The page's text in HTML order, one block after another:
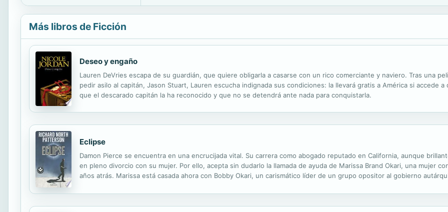
Más libros de Ficción
Deseo y engaño
Lauren DeVries escapa de su guardián, que quiere obligarla a casarse con un rico comerciante y naviero. Tras una
pedir asilo al capitán, Jason Stuart, Lauren escucha indignada sus condiciones: la llevará gratis a América si accede
que el descarado capitán la ha reconocido y que no se detendrá ante nada para conquistarla.
Eclipse
Damon Pierce se encuentra en una encrucijada vital. Su carrera como abogado reputado en California, aunque
en pleno divorcio con su mujer. Por ello, acepta sin dudarlo la llamada de ayuda de Marissa Brand Okari, una mujer
años atrás. Marissa está casada ahora con Bobby Okari, un carismático líder de un grupo opositor al gobierno